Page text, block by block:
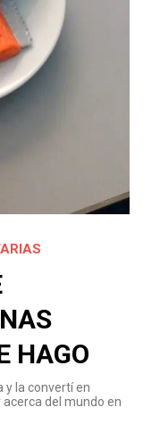
HAGO
y la convertí en
del mundo en